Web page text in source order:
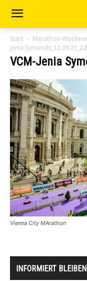
Start Marathon-
Jenia
VCM-Jenia
Vienna City MArathon
INFORMIERT BLEIBEN